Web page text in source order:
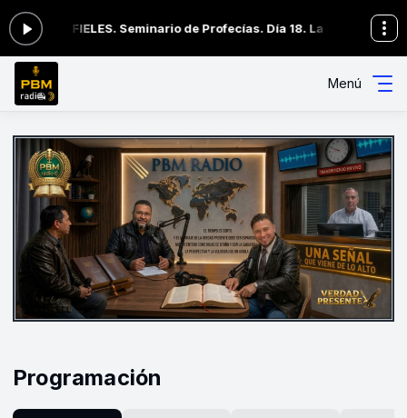
FIELES. Seminario de Profecías. Día 18. La iglesia de Éfeso
Menú
Programación